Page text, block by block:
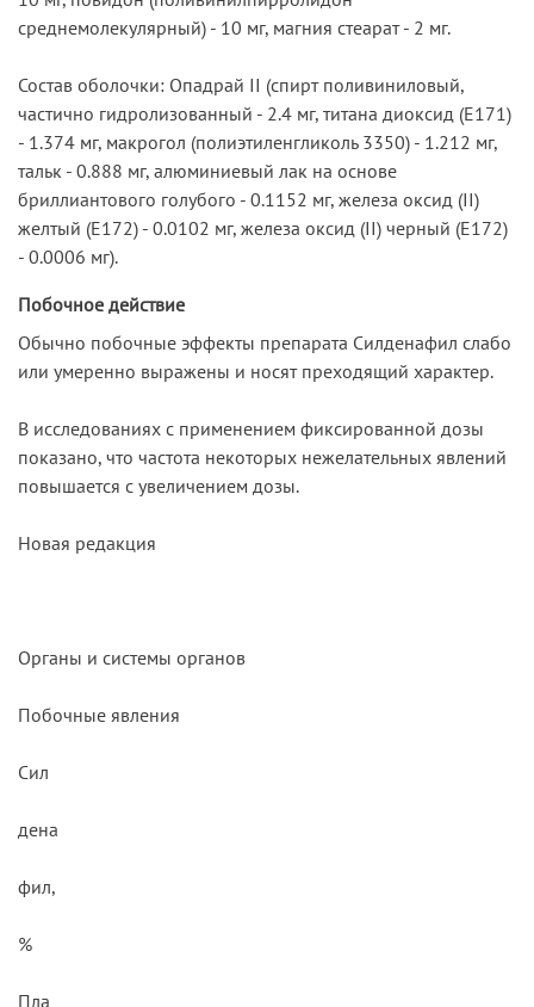
среднемолекулярный) - 10 мг, магния стеарат - 2 мг.
Состав оболочки: Опадрай II (спирт поливиниловый,
частично гидролизованный - 2.4 мг, титана диоксид (E171)
- 1.374 мг, макрогол (полиэтиленгликоль 3350) - 1.212 мг,
тальк - 0.888 мг, алюминиевый лак на основе
бриллиантового голубого - 0.1152 мг, железа оксид (II)
желтый (E172) - 0.0102 мг, железа оксид (II) черный (E172)
- 0.0006 мг).
Побочное действие
Обычно побочные эффекты препарата Силденафил слабо
или умеренно выражены и носят преходящий характер.
В исследованиях с применением фиксированной дозы
показано, что частота некоторых нежелательных явлений
повышается с увеличением дозы.
Новая редакция
Органы и системы органов
Побочные явления
Сил
дена
фил,
%
Пла